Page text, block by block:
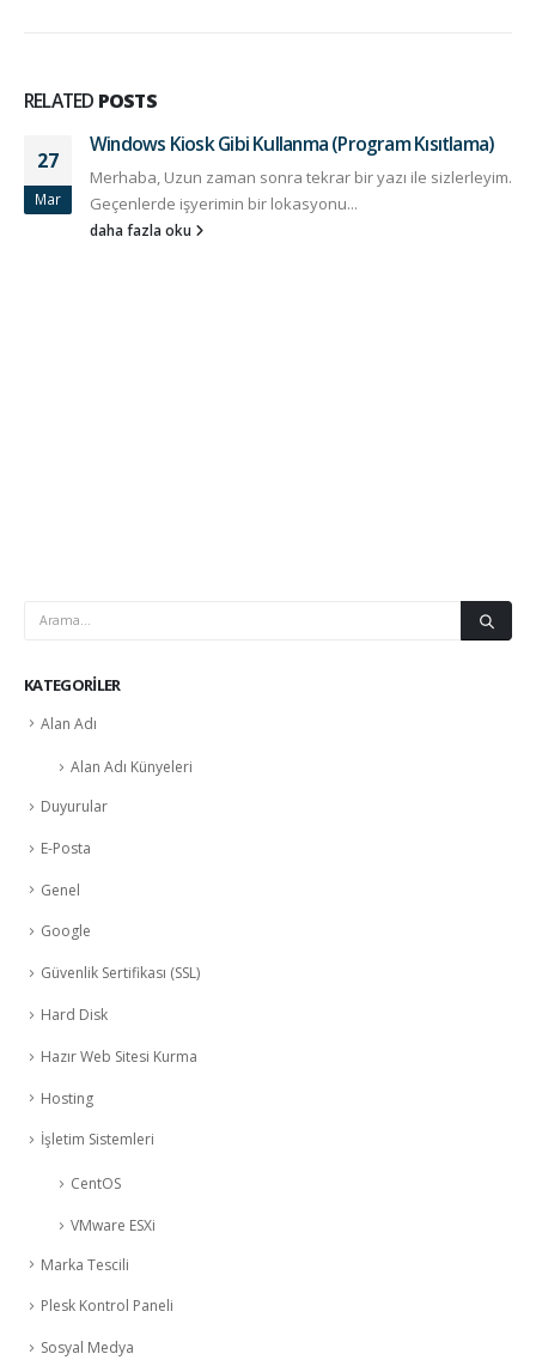
RELATED POSTS
27
Mar
Windows Kiosk Gibi Kullanma (Program Kısıtlama)
Merhaba, Uzun zaman sonra tekrar bir yazı ile sizlerleyim.
Geçenlerde işyerimin bir lokasyonu...
daha fazla oku
KATEGORILER
Alan Adı
Alan Adı Künyeleri
Duyurular
E-Posta
Genel
Google
Güvenlik Sertifikası (SSL)
Hard Disk
Hazır Web Sitesi Kurma
Hosting
İşletim Sistemleri
CentOS
VMware ESXi
Marka Tescili
Plesk Kontrol Paneli
Sosyal Medya